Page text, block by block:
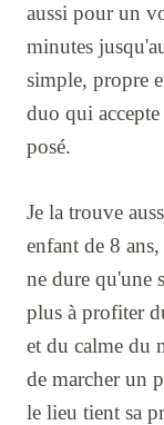
aussi pour un
minutes
simple, propre
duo qui
posé.
Je la trouve
enfant de 8
ne dure qu'une
plus à profiter
et du calme du
de marcher un
le lieu tient sa